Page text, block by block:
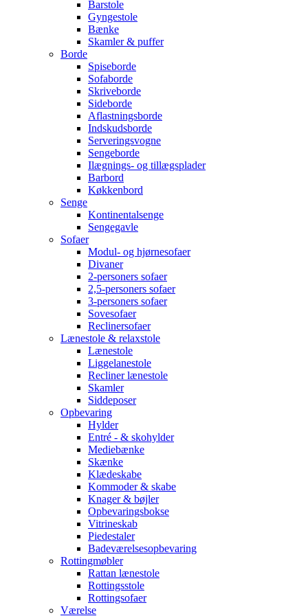
Barstole
Gyngestole
Bænke
Skamler & puffer
Borde
Spiseborde
Sofaborde
Skriveborde
Sideborde
Aflastningsborde
Indskudsborde
Serveringsvogne
Sengeborde
Ilægnings- og tillægsplader
Barbord
Køkkenbord
Senge
Kontinentalsenge
Sengegavle
Sofaer
Modul- og hjørnesofaer
Divaner
2-personers sofaer
2,5-personers sofaer
3-personers sofaer
Sovesofaer
Reclinersofaer
Lænestole & relaxstole
Lænestole
Liggelanestole
Recliner lænestole
Skamler
Siddeposer
Opbevaring
Hylder
Entré - & skohylder
Mediebænke
Skænke
Klædeskabe
Kommoder & skabe
Knager & bøjler
Opbevaringsbokse
Vitrineskab
Piedestaler
Badeværelsesopbevaring
Rottingmøbler
Rattan lænestole
Rottingsstole
Rottingsofaer
Værelse